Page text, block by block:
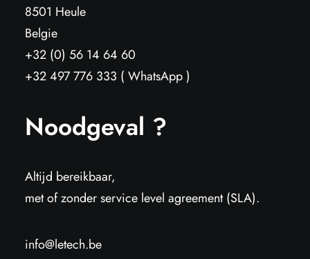
8501 Heule
Belgie
+32 (0) 56 14 64 60
+32 497 776 333 ( WhatsApp )
Noodgeval ?
Altijd bereikbaar,
met of zonder service level agreement (SLA).
info@letech.be